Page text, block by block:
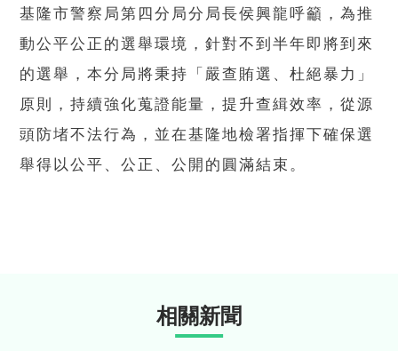
基隆市警察局第四分局分局長侯興龍呼籲，為推
動公平公正的選舉環境，針對不到半年即將到來
的選舉，本分局將秉持「嚴查賄選、杜絕暴力」
原則，持續強化蒐證能量，提升查緝效率，從源
頭防堵不法行為，並在基隆地檢署指揮下確保選
舉得以公平、公正、公開的圓滿結束。
相關新聞